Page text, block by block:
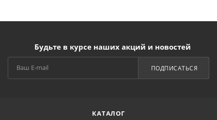
Будьте в курсе наших акций и новостей
ПОДПИСАТЬСЯ
КАТАЛОГ